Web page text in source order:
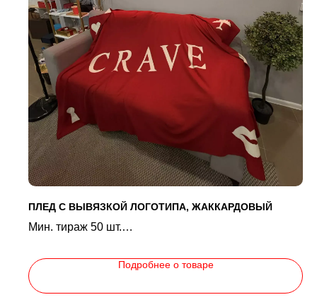
ПЛЕД C ВЫВЯЗКОЙ ЛОГОТИПА, ЖАККАРДОВЫЙ
Мин. тираж 50 шт.
Подробнее о товаре